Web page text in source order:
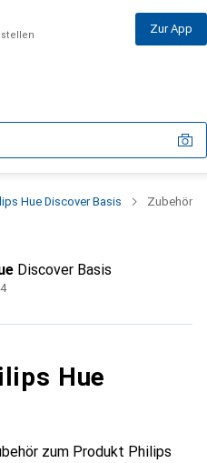
Zur App
Hue Discover Basis Zubehör
Discover Basis
Hue
zum Produkt Philips